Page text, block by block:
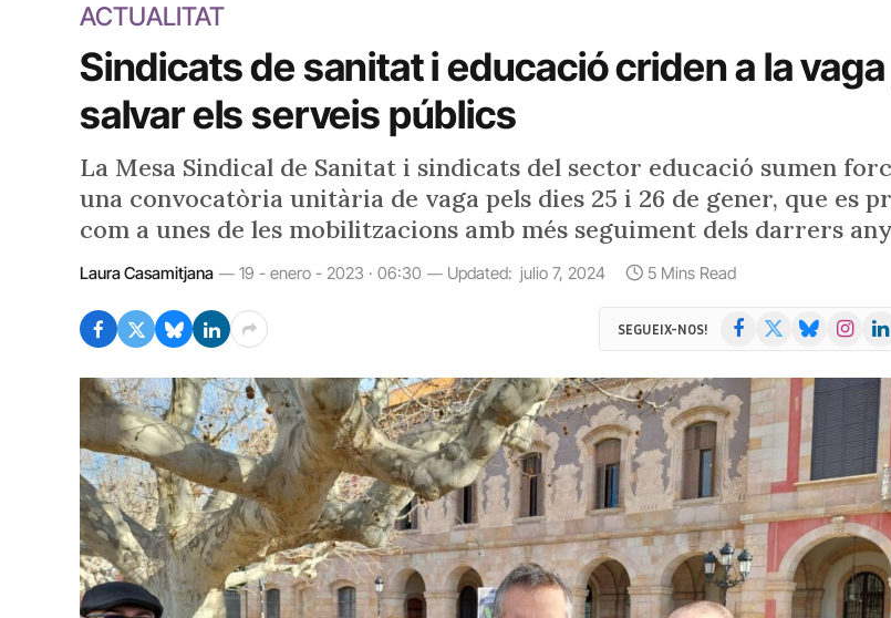
ACTUALITAT
Sindicats de sanitat i educació criden a la
salvar els serveis públics
La Mesa Sindical de Sanitat i sindicats del sector educació sumen
una convocatòria unitària de vaga pels dies 25 i 26 de gener, que es
com a unes de les mobilitzacions amb més seguiment dels darrers
Laura Casamitjana 19 - enero - 2023 · 06:30 Updated: julio 7, 2024 5 Mins Read
SEGUEIX-NOS! Facebook BlueskyInstagram